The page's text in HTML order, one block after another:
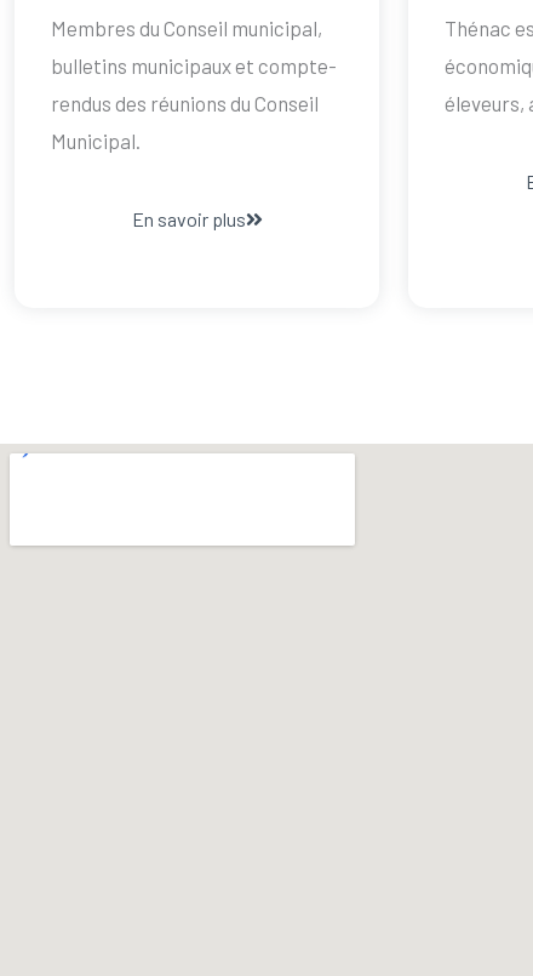
Membres du Conseil municipal,
bulletins municipaux et compte-
rendus des réunions du Conseil
Municipal.
En savoir plus
Thénac
éleveurs,